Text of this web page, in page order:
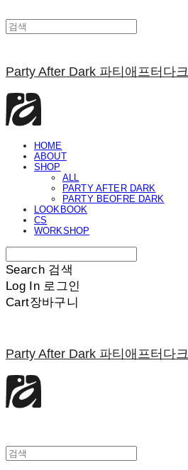
Party After Dark 파티애프터다크
HOME
ABOUT
SHOP
ALL
PARTY AFTER DARK
PARTY BEOFRE DARK
LOOKBOOK
CS
WORKSHOP
Search 검색
Log In 로그인
Cart장바구니
Party After Dark 파티애프터다크